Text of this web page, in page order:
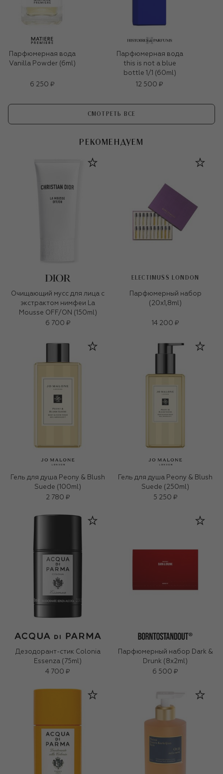
Парфюмерная вода
Vanilla Powder (6ml)
6 250 ₽
Парфюмерная вода
this is not a blue
bottle 1/.1 (60ml)
12 500 ₽
СМОТРЕТЬ ВСЕ
РЕКОМЕНДУЕМ
Очищающий мусс для лица с
экстрактом нимфеи La
Mousse OFF/ON (150ml)
6 700 ₽
ELECTIMUSS LONDON
Парфюмерный набор
(20x1,8ml)
14 200 ₽
Гель для душа Peony & Blush
Suede (100ml)
2 780 ₽
Гель для душа Peony & Blush
Suede (250ml)
5 250 ₽
Дезодорант-стик Colonia
Essenza (75ml)
4 700 ₽
Парфюмерный набор Dark &
Drunk (8x2ml)
6 500 ₽